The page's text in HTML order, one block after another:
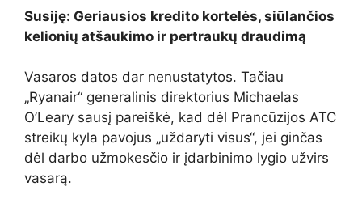
Susiję: Geriausios kredito kortelės, siūlančios
kelionių atšaukimo ir pertraukų draudimą
Vasaros datos dar nenustatytos. Tačiau
„Ryanair“ generalinis direktorius Michaelas
O’Leary sausį pareiškė, kad dėl Prancūzijos ATC
streikų kyla pavojus „uždaryti visus“, jei ginčas
dėl darbo užmokesčio ir įdarbinimo lygio užvirs
vasarą.